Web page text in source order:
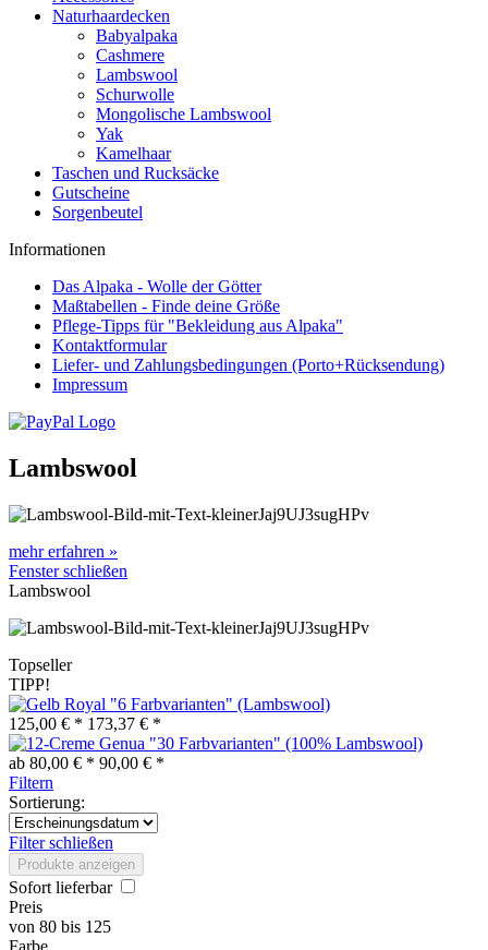
Naturhaardecken
Babyalpaka
Cashmere
Lambswool
Schurwolle
Mongolische Lambswool
Yak
Kamelhaar
Taschen und Rucksäcke
Gutscheine
Sorgenbeutel
Informationen
Das Alpaka - Wolle der Götter
Maßtabellen - Finde deine Größe
Pflege-Tipps für "Bekleidung aus Alpaka"
Kontaktformular
Liefer- und Zahlungsbedingungen (Porto+Rücksendung)
Impressum
Lambswool
mehr erfahren »
Fenster schließen
Lambswool
Topseller
TIPP!
Royal "6 Farbvarianten" (Lambswool)
125,00 € * 173,37 € *
Genua "30 Farbvarianten" (100% Lambswool)
ab 80,00 € * 90,00 € *
Filtern
Sortierung:
Filter schließen
Produkte anzeigen
Sofort lieferbar
Preis
von 80 bis 125
Farbe